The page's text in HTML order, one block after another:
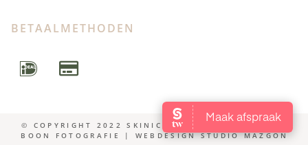
BETAALMETHODEN
© COPYRIGHT 2022 SKINICS | FOTOSHOOT WENDY
BOON FOTOGRAFIE | WEBDESIGN STUDIO MAZGON